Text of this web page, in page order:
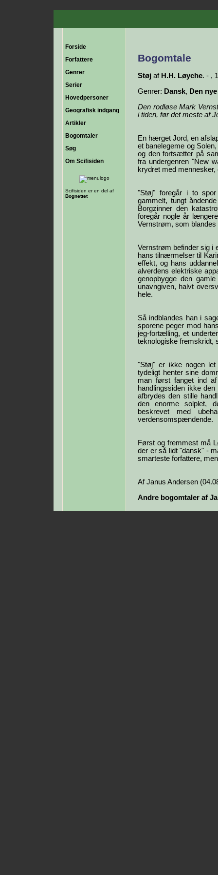
Forside
Forfattere
Genrer
Serier
Hovedpersoner
Geografisk indgang
Artikler
Bogomtaler
Søg
Om Scifisiden
Scifisiden er en del af
Bognettet
Bogomtale
Støj af H.H. Løyche. - ,
Genrer: Dansk, Den
Den rodløse Mark
i tiden, før det meste af
En hærget Jord, en
et banelegeme og
og den fortsætter på
fra undergenren "New
krydret med
"Støj" foregår i to
gammelt, tungt
Borgzinner den
foregår nogle år
Vernstrøm, som
Vernstrøm befinder sig i
hans tilnærmelser til
effekt, og hans
alverdens elektriske
genopbygge den
unavngiven, halvt
hele.
Så indblandes han i
sporene peger mod
jeg-fortælling, et
teknologiske fremskridt,
"Støj" er ikke nogen
tydeligt henter sine
man først fanget ind
handlingssiden ikke
afbrydes den stille
den enorme solplet,
beskrevet med
verdensomspændende.
Først og fremmest må
der er så lidt "dansk" -
smarteste forfattere,
Af Janus Andersen
Andre bogomtaler af